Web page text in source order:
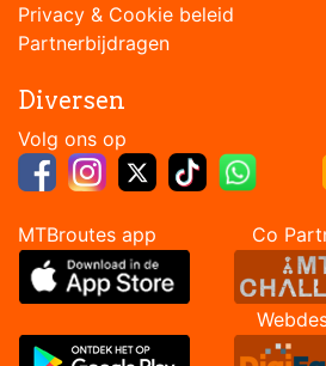
Privacy & Cookie beleid
Partnerbijdragen
Diversen
Volg ons op
MTBroutes app Co